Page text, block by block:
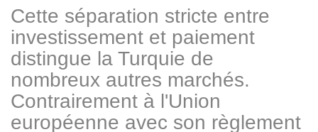
Cette séparation stricte entre
investissement et paiement
distingue la Turquie de
nombreux autres marchés.
Contrairement à l'Union
européenne avec son règlement